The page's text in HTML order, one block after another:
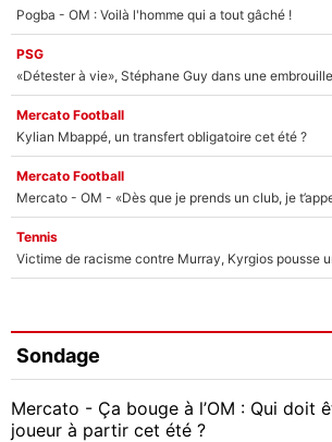
Pogba - OM : Voilà l'homme qui a tout gâché !
PSG
«Détester à vie», Stéphane Guy dans une
Mercato Football
Kylian Mbappé, un transfert obligatoire cet été ?
Mercato Football
Tennis
Sondage
Mercato - Ça bouge à l’OM : Qui doit
joueur à partir cet été ?